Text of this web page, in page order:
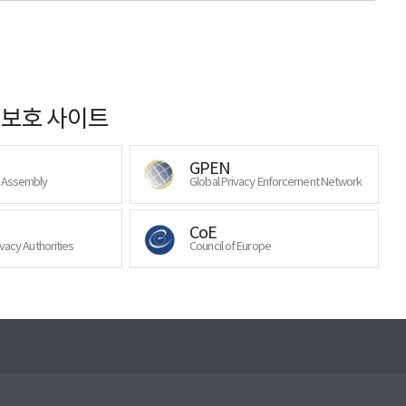
호 사이트
GPEN
Global Privacy Enforcement Network
Authorities
CoE
Council of Europe